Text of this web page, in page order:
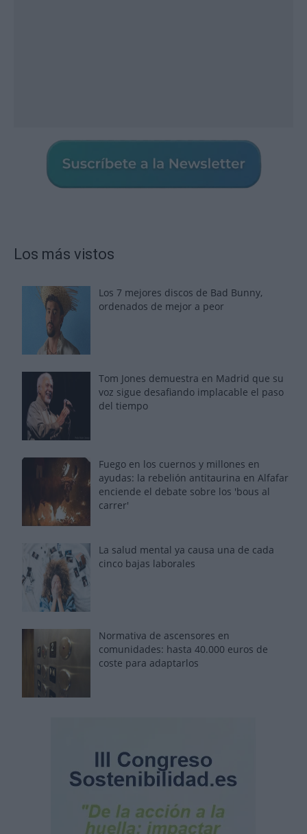
Los más vistos
Los 7 mejores discos de Bad Bunny,
ordenados de mejor a peor
Tom Jones demuestra en Madrid que su
voz sigue desafiando implacable el paso
del tiempo
Fuego en los cuernos y millones en
ayudas: la rebelión antitaurina en Alfafar
enciende el debate sobre los 'bous al
carrer'
La salud mental ya causa una de cada
cinco bajas laborales
Normativa de ascensores en
comunidades: hasta 40.000 euros de
coste para adaptarlos